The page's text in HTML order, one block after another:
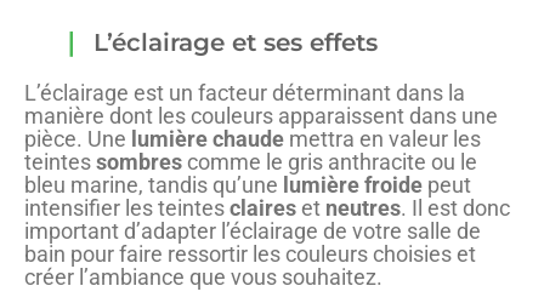
L’éclairage et ses effets
L’éclairage est un facteur déterminant dans la
manière dont les couleurs apparaissent dans une
pièce. Une lumière chaude mettra en valeur les
teintessombres comme le gris anthracite ou le
bleu marine, tandis qu’une lumière froide peut
intensifier les teintesclaireset neutres. Il est donc
important d’adapter l’éclairage de votre salle de
bain pour faire ressortir les couleurs choisies et
créer l’ambiance que vous souhaitez.